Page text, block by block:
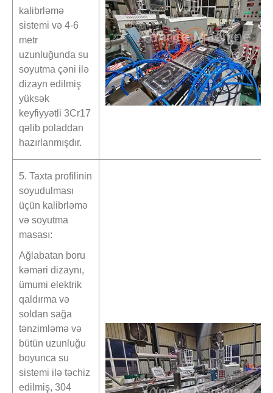
kalibrləmə
sistemi və 4-6
metr
uzunluğunda su
soyutma çəni ilə
dizayn edilmiş
yüksək
keyfiyyətli 3Cr17
qəlib poladdan
hazırlanmışdır.
5. Taxta profilinin
soyudulması
üçün kalibrləmə
və soyutma
masası:
Ağlabatan boru
kəməri dizaynı,
ümumi elektrik
qaldırma və
soldan sağa
tənzimləmə və
bütün uzunluğu
boyunca su
sistemi ilə təchiz
edilmiş, 304